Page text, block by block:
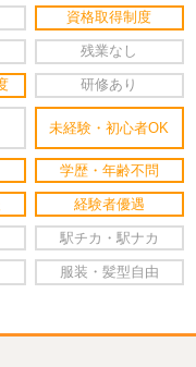
資格取得制度
残業なし
研修あり
未経験・初心者OK
学歴・年齢不問
経験者優遇
駅チカ・駅ナカ
服装・髪型自由